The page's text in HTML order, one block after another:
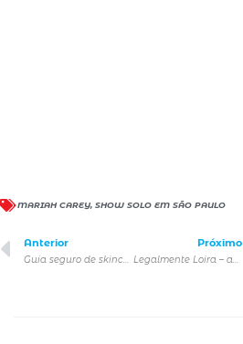
MARIAH CAREY, SHOW SOLO EM SÃO PAULO
Anterior
Guia seguro de skincare para a Geração Alpha
Próximo
Legalmente Loira – ao Musical